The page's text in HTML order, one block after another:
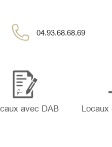
04.93.68.68.69
avec DAB Locaux